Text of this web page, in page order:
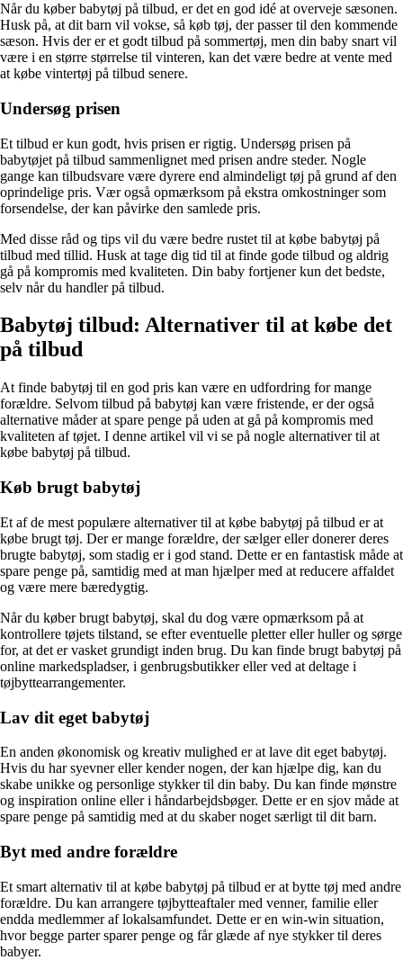
Når du køber babytøj på tilbud, er det en god idé at overveje sæsonen.
Husk på, at dit barn vil vokse, så køb tøj, der passer til den kommende
sæson. Hvis der er et godt tilbud på sommertøj, men din baby snart vil
være i en større størrelse til vinteren, kan det være bedre at vente med
at købe vintertøj på tilbud senere.
Undersøg prisen
Et tilbud er kun godt, hvis prisen er rigtig. Undersøg prisen på
babytøjet på tilbud sammenlignet med prisen andre steder. Nogle
gange kan tilbudsvare være dyrere end almindeligt tøj på grund af den
oprindelige pris. Vær også opmærksom på ekstra omkostninger som
forsendelse, der kan påvirke den samlede pris.
Med disse råd og tips vil du være bedre rustet til at købe babytøj på
tilbud med tillid. Husk at tage dig tid til at finde gode tilbud og aldrig
gå på kompromis med kvaliteten. Din baby fortjener kun det bedste,
selv når du handler på tilbud.
Babytøj tilbud: Alternativer til at købe det
på tilbud
At finde babytøj til en god pris kan være en udfordring for mange
forældre. Selvom tilbud på babytøj kan være fristende, er der også
alternative måder at spare penge på uden at gå på kompromis med
kvaliteten af tøjet. I denne artikel vil vi se på nogle alternativer til at
købe babytøj på tilbud.
Køb brugt babytøj
Et af de mest populære alternativer til at købe babytøj på tilbud er at
købe brugt tøj. Der er mange forældre, der sælger eller donerer deres
brugte babytøj, som stadig er i god stand. Dette er en fantastisk måde at
spare penge på, samtidig med at man hjælper med at reducere affaldet
og være mere bæredygtig.
Når du køber brugt babytøj, skal du dog være opmærksom på at
kontrollere tøjets tilstand, se efter eventuelle pletter eller huller og sørge
for, at det er vasket grundigt inden brug. Du kan finde brugt babytøj på
online markedspladser, i genbrugsbutikker eller ved at deltage i
tøjbyttearrangementer.
Lav dit eget babytøj
En anden økonomisk og kreativ mulighed er at lave dit eget babytøj.
Hvis du har syevner eller kender nogen, der kan hjælpe dig, kan du
skabe unikke og personlige stykker til din baby. Du kan finde mønstre
og inspiration online eller i håndarbejdsbøger. Dette er en sjov måde at
spare penge på samtidig med at du skaber noget særligt til dit barn.
Byt med andre forældre
Et smart alternativ til at købe babytøj på tilbud er at bytte tøj med andre
forældre. Du kan arrangere tøjbytteaftaler med venner, familie eller
endda medlemmer af lokalsamfundet. Dette er en win-win situation,
hvor begge parter sparer penge og får glæde af nye stykker til deres
babyer.